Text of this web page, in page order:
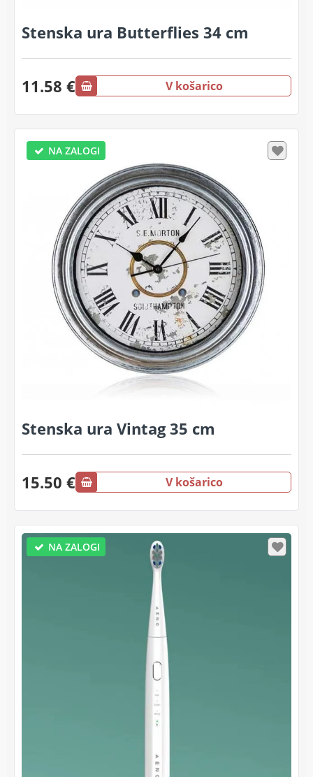
Stenska ura Butterflies 34 cm
11.58 € V košarico
NA ZALOGI
Stenska ura Vintag 35 cm
15.50 € V košarico
NA ZALOGI